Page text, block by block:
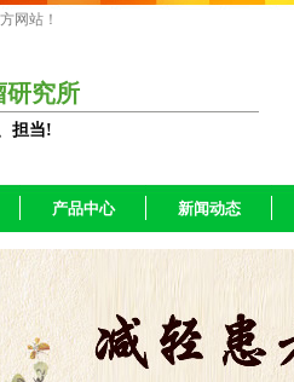
网站！
研究所
担当!
产品中心 新闻动态